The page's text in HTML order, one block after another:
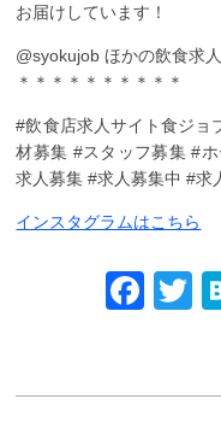
お届けしています！
@syokujob ︎ほかの飲食求
＊＊＊＊＊＊＊＊＊＊
#飲食店求人サイト食ジョ
材募集 #スタッフ募集 #
求人募集 #求人募集中 #求
インスタグラムはこちら